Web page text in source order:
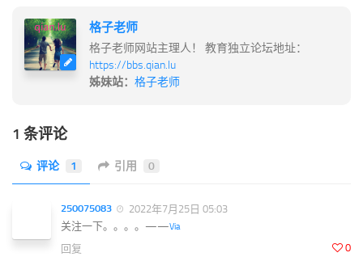
格子老师
格子老师网站主理人！ 教育独立论坛地址：
https://bbs.qian.lu
姊妹站： 格子老师
1 条评论
评论 1 引用 0
250075083
2022年7月25日 05:03
关注一下。。。。——Via
0
回复